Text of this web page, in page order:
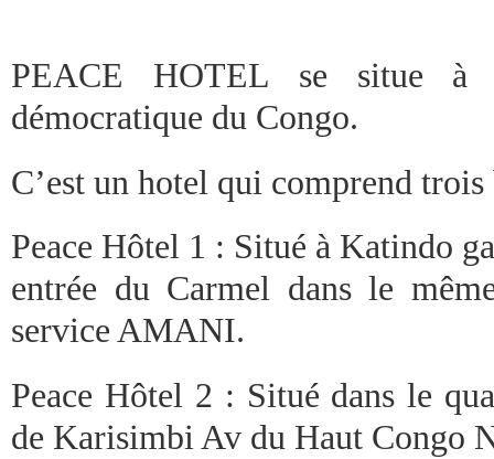
PEACE HOTEL se situe à
démocratique du Congo.
C’est un hotel qui comprend trois
Peace Hôtel 1 : Situé à Katindo
entrée du Carmel dans le
service AMANI.
Peace Hôtel 2 : Situé dans le
de Karisimbi Av du Haut Congo